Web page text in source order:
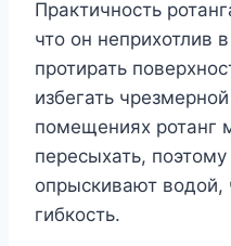
Практичность
что он неприхотлив
протирать
избегать
помещениях ротанг
пересыхать,
опрыскивают водой,
гибкость.